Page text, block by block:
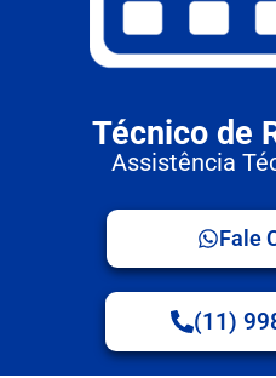
Técnico de
Assistência
Fale
(11)